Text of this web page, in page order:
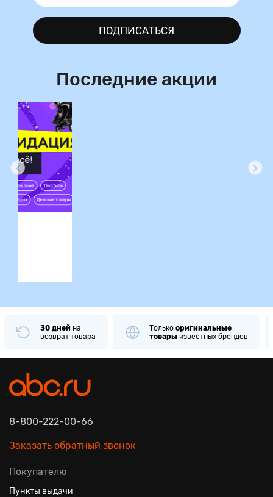
ПОДПИСАТЬСЯ
Последние акции
30 дней на
возврат товара
Только оригинальные
товары известных брендов
8-800-222-00-66
Заказать обратный звонок
Покупателю
Пункты выдачи